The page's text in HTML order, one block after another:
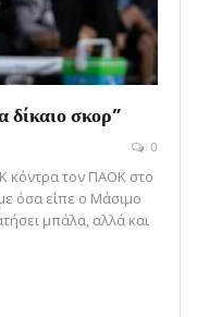
δίκαιο σκορ”
0
κόντρα τον ΠΑΟΚ στο
όσα είπε ο Μάσιμο
μπάλα, αλλά και